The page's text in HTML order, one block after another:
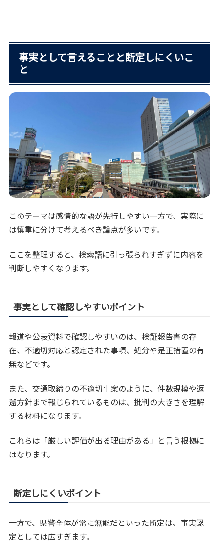
事実として言えることと断定しにくいこ
と
このテーマは感情的な語が先行しやすい一方で、実際に
は慎重に分けて考えるべき論点が多いです。
ここを整理すると、検索語に引っ張られすぎずに内容を
判断しやすくなります。
事実として確認しやすいポイント
報道や公表資料で確認しやすいのは、検証報告書の存
在、不適切対応と認定された事項、処分や是正措置の有
無などです。
また、交通取締りの不適切事案のように、件数規模や返
還方針まで報じられているものは、批判の大きさを理解
する材料になります。
これらは「厳しい評価が出る理由がある」と言う根拠に
はなります。
断定しにくいポイント
一方で、県警全体が常に無能だといった断定は、事実認
定としては広すぎます。